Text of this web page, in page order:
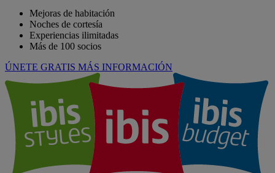
Mejoras de habitación
Noches de cortesía
Experiencias ilimitadas
Más de 100 socios
ÚNETE GRATIS MÁS INFORMACIÓN